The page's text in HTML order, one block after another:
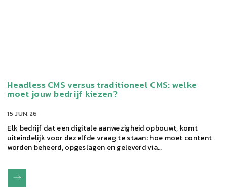
15 JUN,26
Elk bedrijf dat een digitale aanwezigheid opbouwt, komt
uiteindelijk voor dezelfde vraag te staan: hoe moet content
worden beheerd, opgeslagen en geleverd via…
Headless CMS versus traditioneel CMS: welke
moet jouw bedrijf kiezen?